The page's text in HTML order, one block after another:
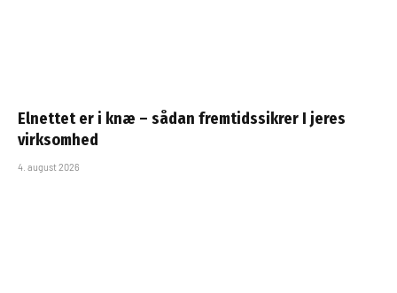
Elnettet er i knæ – sådan fremtidssikrer I jeres
virksomhed
4. august 2026